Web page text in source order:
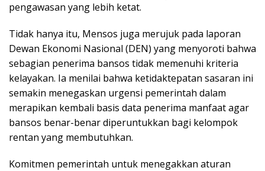
pengawasan yang lebih ketat.
Tidak hanya itu, Mensos juga merujuk pada laporan
Dewan Ekonomi Nasional (DEN) yang menyoroti bahwa
sebagian penerima bansos tidak memenuhi kriteria
kelayakan. Ia menilai bahwa ketidaktepatan sasaran ini
semakin menegaskan urgensi pemerintah dalam
merapikan kembali basis data penerima manfaat agar
bansos benar-benar diperuntukkan bagi kelompok
rentan yang membutuhkan.
Komitmen pemerintah untuk menegakkan aturan